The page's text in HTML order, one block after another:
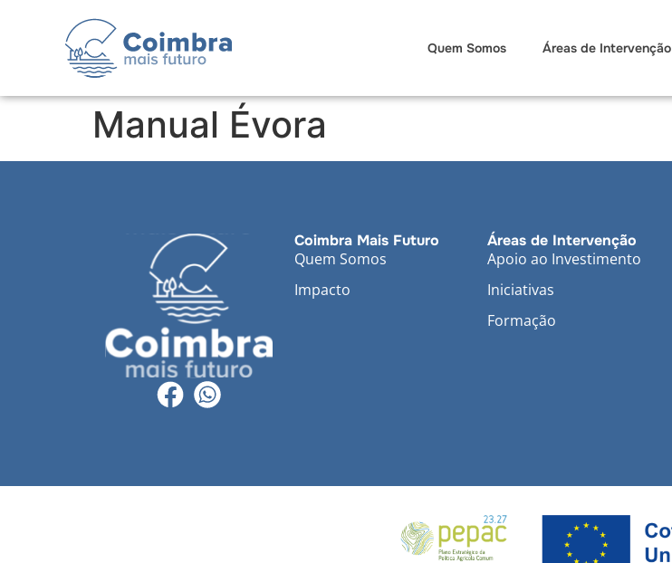
Quem Somos Áreas de Intervenção
Manual Évora
Coimbra Mais Futuro
Quem Somos
Impacto
Áreas de Intervenção
Apoio ao Investimento
Iniciativas
Formação